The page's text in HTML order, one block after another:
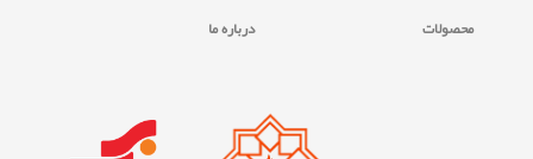
محصولات درباره ما